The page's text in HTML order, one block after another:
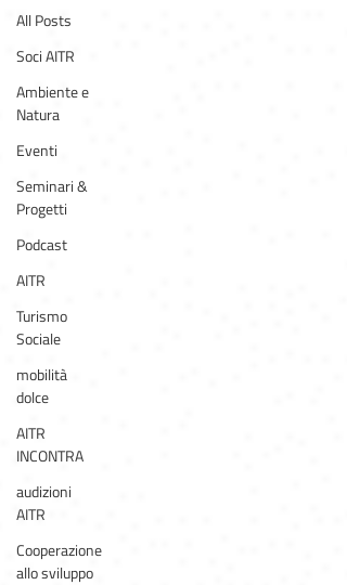
All Posts
Soci AITR
Ambiente e
Natura
Eventi
Seminari &
Progetti
Podcast
AITR
Turismo
Sociale
mobilità
dolce
AITR
INCONTRA
audizioni
AITR
Cooperazione
allo sviluppo